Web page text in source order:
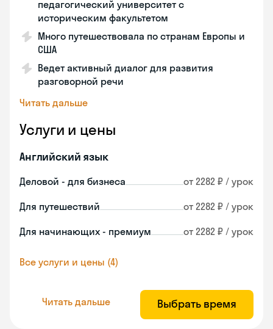
педагогический университет с
историческим факультетом
Много путешествовала по странам Европы и
США
Ведет активный диалог для развития
разговорной речи
Читать дальше
Услуги и цены
Английский язык
Деловой - для бизнеса от 2282 ₽ / урок
Для путешествий от 2282 ₽ / урок
Для начинающих - премиум от 2282 ₽ / урок
Все услуги и цены (4)
Читать дальше Выбрать время